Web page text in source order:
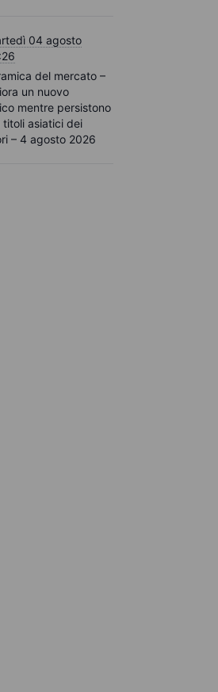
04 agosto
del mercato –
un nuovo
mentre persistono
titoli asiatici dei
– 4 agosto 2026